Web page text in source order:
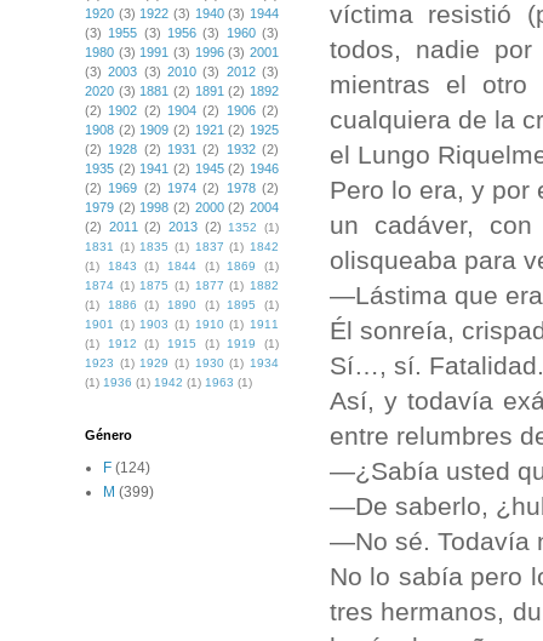
víctima resistió
todos, nadie
mientras el
cualquiera de la
el Lungo
Pero lo era, y por
un cadáver,
olisqueaba para
—Lástima que
Él sonreía,
Sí…, sí.
Así, y todavía
entre relumbres
—¿Sabía usted
—De saberlo,
—No sé. Todavía
No lo sabía pero
tres hermanos,
1920 (3) 1922 (3) 1940 (3) 1944
(3) 1955 (3) 1956 (3) 1960 (3)
1980 (3) 1991 (3) 1996 (3) 2001
(3) 2003 (3) 2010 (3) 2012 (3)
2020 (3) 1881 (2) 1891 (2) 1892
(2) 1902 (2) 1904 (2) 1906 (2)
1908 (2) 1909 (2) 1921 (2) 1925
(2) 1928 (2) 1931 (2) 1932 (2)
1935 (2) 1941 (2) 1945 (2) 1946
(2) 1969 (2) 1974 (2) 1978 (2)
1979 (2) 1998 (2) 2000 (2) 2004
(2) 2011 (2) 2013 (2) 1352
(1)
1831 (1) 1835 (1) 1837 (1) 1842
(1)
1843 (1) 1844 (1) 1869
(1)
1874 (1) 1875 (1) 1877 (1) 1882
(1)
1886 (1) 1890 (1) 1895
(1)
1901 (1) 1903 (1) 1910 (1) 1911
(1)
1912 (1) 1915 (1) 1919
(1)
1923 (1) 1929 (1) 1930 (1) 1934
(1) 1936 (1) 1942 (1) 1963 (1)
Género
F (124)
M (399)